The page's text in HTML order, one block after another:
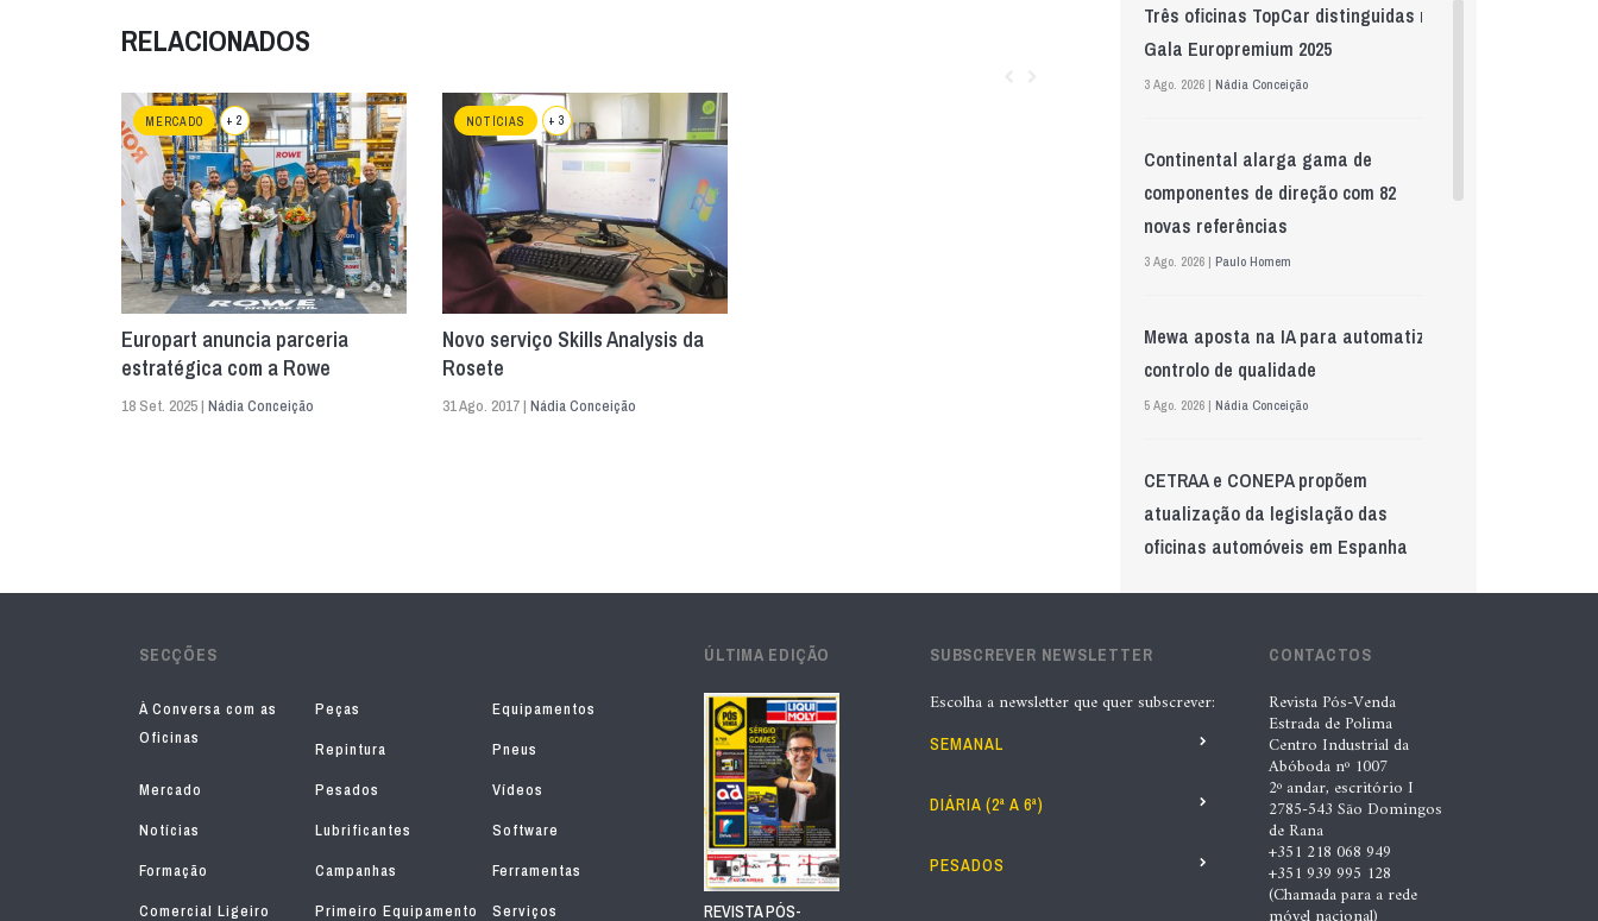
RELACIONADOS
MERCADO + 2
Europart anuncia parceria
estratégica com a Rowe
18 Set. 2025 | Nádia Conceição
NOTÍCIAS + 3
Novo serviço Skills Analysis da
Rosete
31 Ago. 2017 | Nádia Conceição
Três oficinas TopCar distinguidas na
Gala Europremium 2025
3 Ago. 2026 | Nádia Conceição
Continental alarga gama de
componentes de direção com 82
novas referências
3 Ago. 2026 | Paulo Homem
Mewa aposta na IA para automatizar
controlo de qualidade
5 Ago. 2026 | Nádia Conceição
CETRAA e CONEPA propõem
atualização da legislação das
oficinas automóveis em Espanha
Wolf mostra nova geração de
lubrificantes, serviços e embalagens
na Automechanika
Nádia Conceição
GS Pro Tyres assume representação
exclusiva da Laufenn em Portugal
Paulo Homem
SECÇÕES
À Conversa com as
Oficinas
Peças
Equipamentos
Repintura
Pneus
Mercado
Pesados
Vídeos
Notícias
Lubrificantes
Software
Formação
Campanhas
Ferramentas
Comercial Ligeiro
Primeiro Equipamento Serviços
ÚLTIMA EDIÇÃO
REVISTA PÓS-
SUBSCREVER NEWSLETTER
Escolha a newsletter que quer subscrever:
SEMANAL
DIÁRIA (2ª A 6ª)
PESADOS
CONTACTOS
Revista Pós-Venda
Estrada de Polima
Centro Industrial da
Abóboda nº 1007
2º andar, escritório I
2785-543 São Domingos
de Rana
+351 218 068 949
+351 939 995 128
(Chamada para a rede